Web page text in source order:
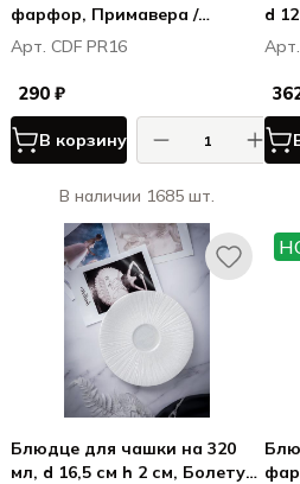
фарфор, Примавера /
Primavera (для CDF PR14,
CDF PR15)
Арт. CDF PR16
290 ₽
В корзину
В наличии 1685 шт.
d
Блюдце для чашки на 320
мл, d 16,5 см h 2 см, Болетус